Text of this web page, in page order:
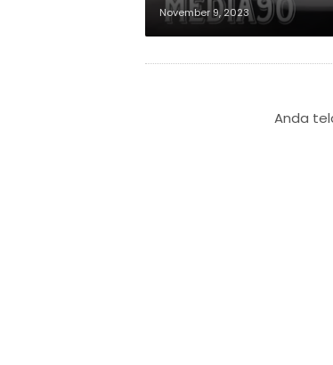
November 9, 2023
Anda